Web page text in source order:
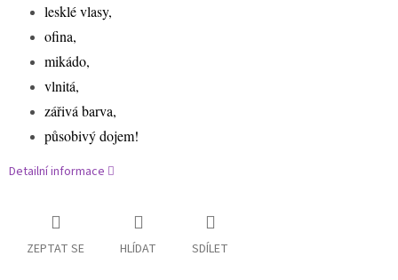
lesklé vlasy,
ofina,
mikádo,
vlnitá,
zářivá barva,
působivý dojem!
Detailní informace
ZEPTAT SE HLÍDAT SDÍLET